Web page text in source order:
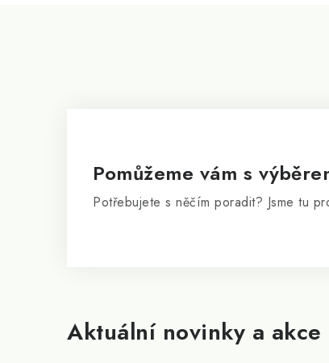
Aktuální novinky a akce
Pomůžeme vám s
Potřebujete s něčím poradit? Jsme tu